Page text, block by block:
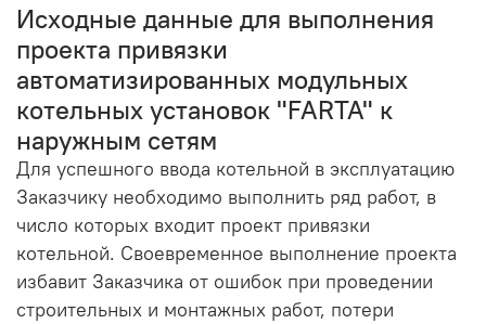
Исходные данные для выполнения
проекта привязки
автоматизированных модульных
котельных установок "FARTA" к
наружным сетям
Для успешного ввода котельной в эксплуатацию
Заказчику необходимо выполнить ряд работ, в
число которых входит проект привязки
котельной. Своевременное выполнение проекта
избавит Заказчика от ошибок при проведении
строительных и монтажных работ, потери